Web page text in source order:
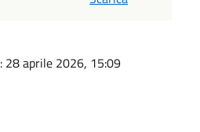
: 28 aprile 2026, 15:09